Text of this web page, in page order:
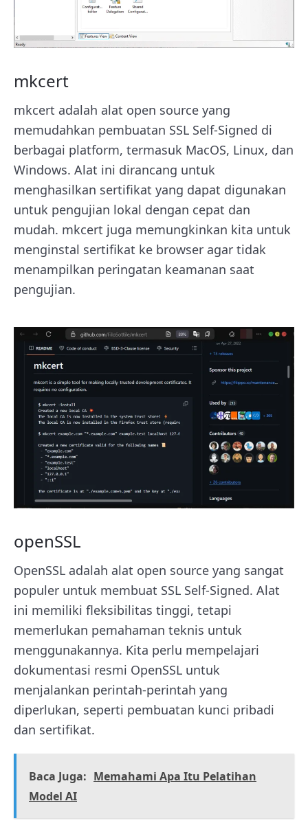
mkcert
mkcert adalah alat open source yang
memudahkan pembuatan SSL Self-Signed di
berbagai platform, termasuk MacOS, Linux, dan
Windows. Alat ini dirancang untuk
menghasilkan sertifikat yang dapat digunakan
untuk pengujian lokal dengan cepat dan
mudah. mkcert juga memungkinkan kita untuk
menginstal sertifikat ke browser agar tidak
menampilkan peringatan keamanan saat
pengujian.
openSSL
OpenSSL adalah alat open source yang sangat
populer untuk membuat SSL Self-Signed. Alat
ini memiliki fleksibilitas tinggi, tetapi
memerlukan pemahaman teknis untuk
menggunakannya. Kita perlu mempelajari
dokumentasi resmi OpenSSL untuk
menjalankan perintah-perintah yang
diperlukan, seperti pembuatan kunci pribadi
dan sertifikat.
Baca Juga: Memahami Apa Itu Pelatihan
Model AI